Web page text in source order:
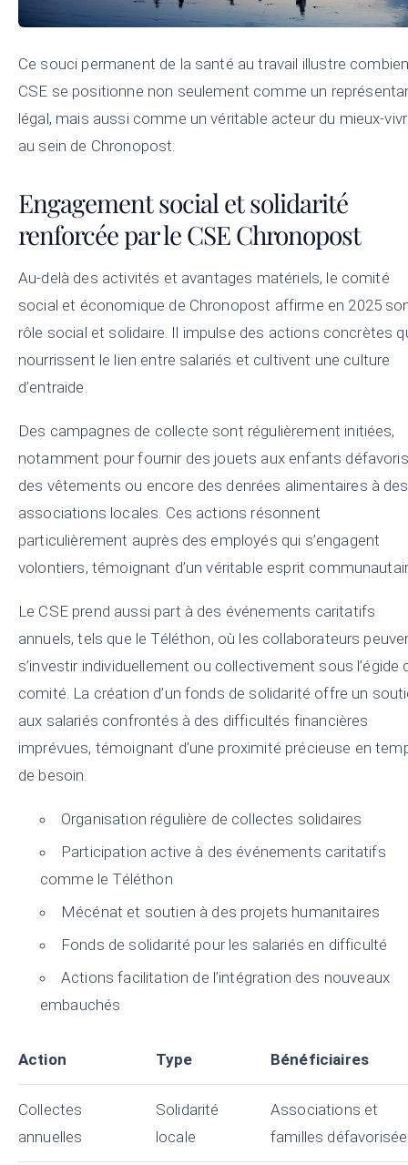
Ce souci permanent de la santé au travail illustre
CSE se positionne non seulement comme un
légal, mais aussi comme un véritable acteur du mieux-
au sein de Chronopost.
Engagement social et solidarité
renforcée par le CSE Chronopost
Au-delà des activités et avantages matériels, le comité
social et économique de Chronopost affirme en 2025
rôle social et solidaire. Il impulse des actions concrètes
nourrissent le lien entre salariés et cultivent une culture
d’entraide.
Des campagnes de collecte sont régulièrement initiées,
notamment pour fournir des jouets aux enfants
des vêtements ou encore des denrées alimentaires à des
associations locales. Ces actions résonnent
particulièrement auprès des employés qui s’engagent
volontiers, témoignant d’un véritable esprit
Le CSE prend aussi part à des événements caritatifs
annuels, tels que le Téléthon, où les collaborateurs
s’investir individuellement ou collectivement sous l’égide
comité. La création d’un fonds de solidarité offre un
aux salariés confrontés à des difficultés financières
imprévues, témoignant d’une proximité précieuse en
de besoin.
Organisation régulière de collectes solidaires
Participation active à des événements caritatifs
comme le Téléthon
Mécénat et soutien à des projets humanitaires
Fonds de solidarité pour les salariés en difficulté
Actions facilitation de l’intégration des nouveaux
embauchés
Action Type Bénéficiaires
Collectes
annuelles
Solidarité
locale
Associations et
familles